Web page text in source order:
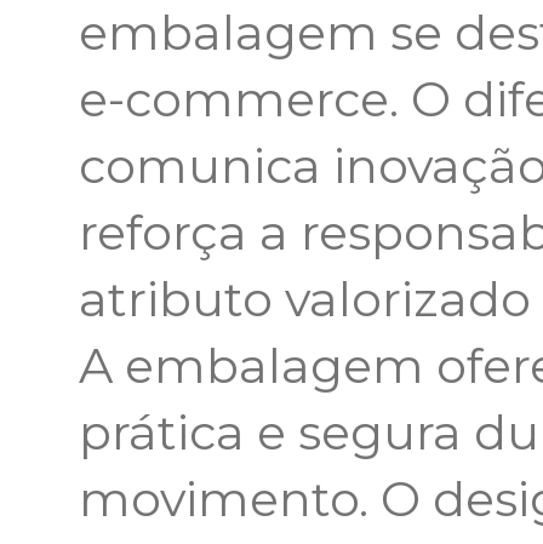
embalagem se
e-commerce. O
comunica
reforça a
atributo
A embalagem
prática e segura
movimento. O